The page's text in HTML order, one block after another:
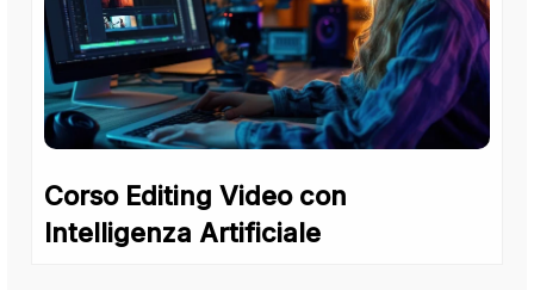
Corso Editing Video con
Intelligenza Artificiale